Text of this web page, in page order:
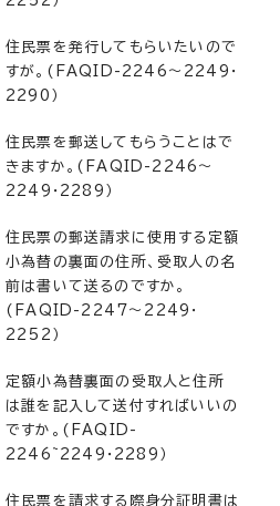
住民票を発行してもらいたいので
すが。(FAQID-2246～2249・
2290）
住民票を郵送してもらうことはで
きますか。(FAQID-2246～
2249・2289）
住民票の郵送請求に使用する定額
小為替の裏面の住所、受取人の名
前は書いて送るのですか。
(FAQID-2247～2249・
2252）
定額小為替裏面の受取人と住所
は誰を記入して送付すればいいの
ですか。(FAQID-
2246~2249・2289）
住民票を請求する際身分証明書は